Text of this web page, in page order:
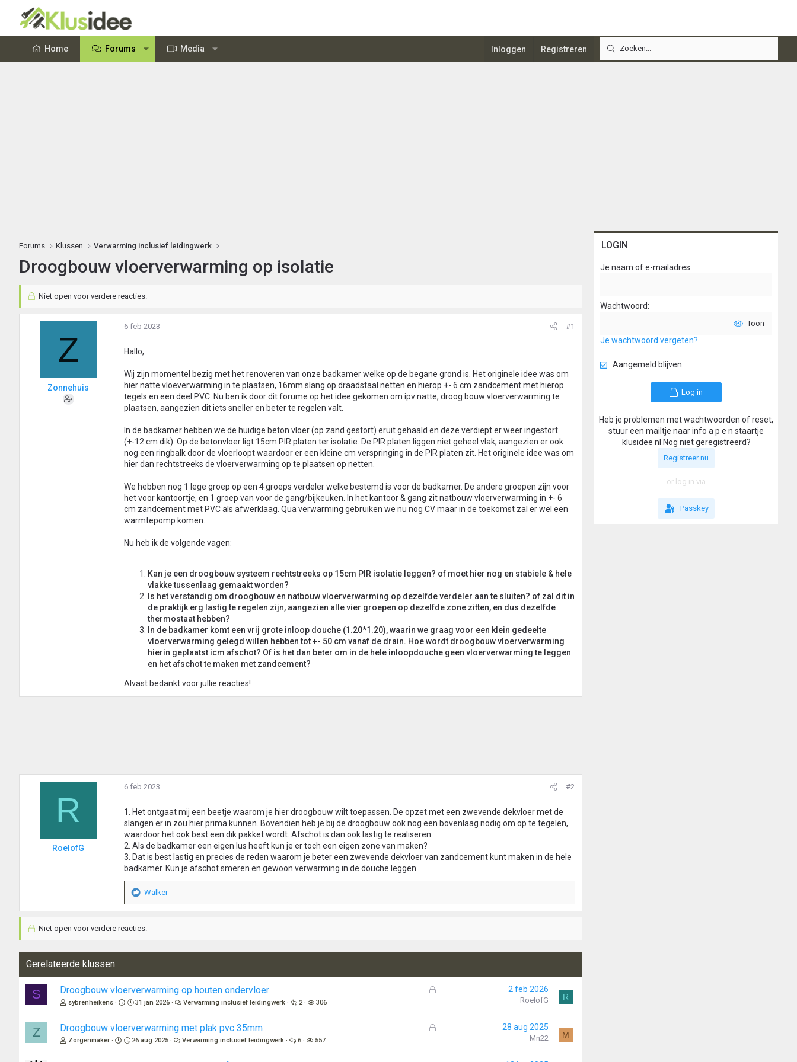
Home Forums Media Inloggen Registreren
Forums Klussen Verwarming inclusief leidingwerk
Droogbouw vloerverwarming op isolatie
Niet open voor verdere reacties.
Z
Zonnehuis
6 feb 2023 #1
Hallo,
Wij zijn momentel bezig met het renoveren van onze badkamer welke op de begane grond is. Het originele idee was om
hier natte vloeverwarming in te plaatsen, 16mm slang op draadstaal netten en hierop +- 6 cm zandcement met hierop
tegels en een deel PVC. Nu ben ik door dit forume op het idee gekomen om ipv natte, droog bouw vloerverwarming te
plaatsen, aangezien dit iets sneller en beter te regelen valt.
In de badkamer hebben we de huidige beton vloer (op zand gestort) eruit gehaald en deze verdiept er weer ingestort
(+-12 cm dik). Op de betonvloer ligt 15cm PIR platen ter isolatie. De PIR platen liggen niet geheel vlak, aangezien er ook
nog een ringbalk door de vloerloopt waardoor er een kleine cm verspringing in de PIR platen zit. Het originele idee was om
hier dan rechtstreeks de vloerverwarming op te plaatsen op netten.
We hebben nog 1 lege groep op een 4 groeps verdeler welke bestemd is voor de badkamer. De andere groepen zijn voor
het voor kantoortje, en 1 groep van voor de gang/bijkeuken. In het kantoor & gang zit natbouw vloerverwarming in +- 6
cm zandcement met PVC als afwerklaag. Qua verwarming gebruiken we nu nog CV maar in de toekomst zal er wel een
warmtepomp komen.
Nu heb ik de volgende vagen:
Kan je een droogbouw systeem rechtstreeks op 15cm PIR isolatie leggen? of moet hier nog en stabiele & hele
vlakke tussenlaag gemaakt worden?
Is het verstandig om droogbouw en natbouw vloerverwarming op dezelfde verdeler aan te sluiten? of zal dit in
de praktijk erg lastig te regelen zijn, aangezien alle vier groepen op dezelfde zone zitten, en dus dezelfde
thermostaat hebben?
In de badkamer komt een vrij grote inloop douche (1.20*1.20), waarin we graag voor een klein gedeelte
vloerverwarming gelegd willen hebben tot +- 50 cm vanaf de drain. Hoe wordt droogbouw vloerverwarming
hierin geplaatst icm afschot? Of is het dan beter om in de hele inloopdouche geen vloerverwarming te leggen
en het afschot te maken met zandcement?
Alvast bedankt voor jullie reacties!
R
RoelofG
6 feb 2023 #2
1. Het ontgaat mij een beetje waarom je hier droogbouw wilt toepassen. De opzet met een zwevende dekvloer met de
slangen er in zou hier prima kunnen. Bovendien heb je bij de droogbouw ook nog een bovenlaag nodig om op te tegelen,
waardoor het ook best een dik pakket wordt. Afschot is dan ook lastig te realiseren.
2. Als de badkamer een eigen lus heeft kun je er toch een eigen zone van maken?
3. Dat is best lastig en precies de reden waarom je beter een zwevende dekvloer van zandcement kunt maken in de hele
badkamer. Kun je afschot smeren en gewoon verwarming in de douche leggen.
W
r
e
g
e
:
Walker
Niet open voor verdere reacties.
Gerelateerde klussen
S
G
o
Droogbouw vloerverwarming op houten ondervloer
sybrenheikens 31 jan 2026 Verwarming inclusief leidingwerk 2 306
2 feb 2026
RoelofG R
Z
G
Droogbouw vloerverwarming met plak pvc 35mm
Zorgenmaker 26 aug 2025 Verwarming inclusief leidingwerk 6 557
28 aug 2025
Mn22 M
LOGIN
Je naam of e-mailadres
Wachtwoord
Toon
Je wachtwoord vergeten?
Aangemeld blijven
Log in
Heb je problemen met wachtwoorden of reset,
stuur een mailtje naar info a p e n staartje
klusidee nl Nog niet geregistreerd?
Registreer nu
or log in via
Passkey